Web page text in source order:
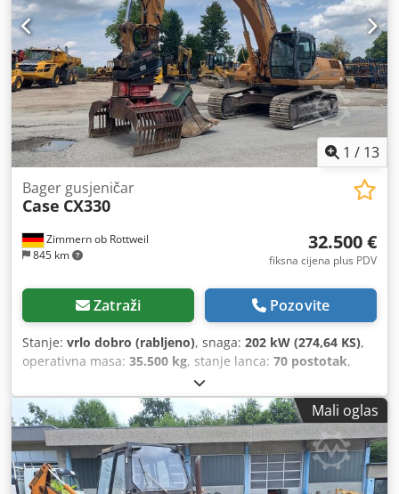
1 / 13
Zimmern ob Rottweil
845 km
Bager gusjeničar
Case CX330
32.500 €
fiksna cijena plus PDV
Zatraži Pozovite
Stanje: vrlo dobro (rabljeno), snaga: 202 kW (274,64 KS),
operativna masa: 35.500 kg, stanje lanca: 70 postotak,
, radni sati:
klima-uređaj,
Mali oglas